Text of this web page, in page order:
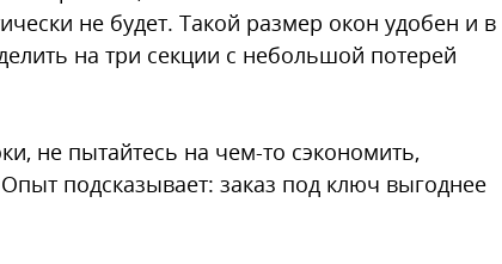
не будет. Такой размер окон удобен и в
на три секции с небольшой потерей
не пытайтесь на чем-то сэкономить,
подсказывает: заказ под ключ выгоднее